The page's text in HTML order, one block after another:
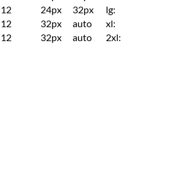
12 24px 32px
lg:
12 32px auto
xl:
12 32px auto 2xl: